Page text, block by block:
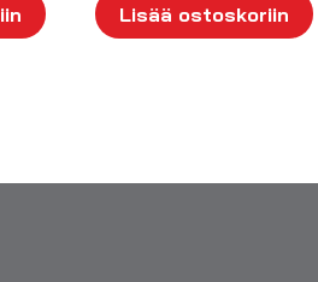
Lisää ostoskoriin